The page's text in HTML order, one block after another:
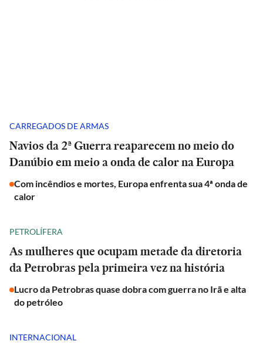
CARREGADOS DE ARMAS
Navios da 2ª Guerra reaparecem no meio do
Danúbio em meio a onda de calor na Europa
Com incêndios e mortes, Europa enfrenta sua 4ª onda de
calor
PETROLÍFERA
As mulheres que ocupam metade da diretoria
da Petrobras pela primeira vez na história
Lucro da Petrobras quase dobra com guerra no Irã e alta
do petróleo
INTERNACIONAL